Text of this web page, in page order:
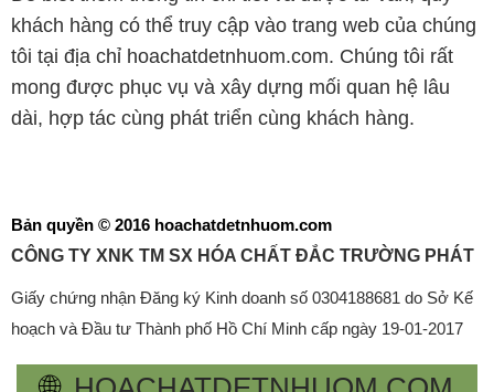
khách hàng có thể truy cập vào trang web của chúng
tôi tại địa chỉ hoachatdetnhuom.com. Chúng tôi rất
mong được phục vụ và xây dựng mối quan hệ lâu
dài, hợp tác cùng phát triển cùng khách hàng.
Bản quyền © 2016 hoachatdetnhuom.com
CÔNG TY XNK TM SX HÓA CHẤT ĐẮC TRƯỜNG PHÁT
Giấy chứng nhận Đăng ký Kinh doanh số 0304188681 do Sở Kế
hoạch và Đầu tư Thành phố Hồ Chí Minh cấp ngày 19-01-2017